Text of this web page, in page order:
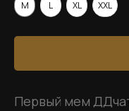
M
L XL XXL
Первый мем